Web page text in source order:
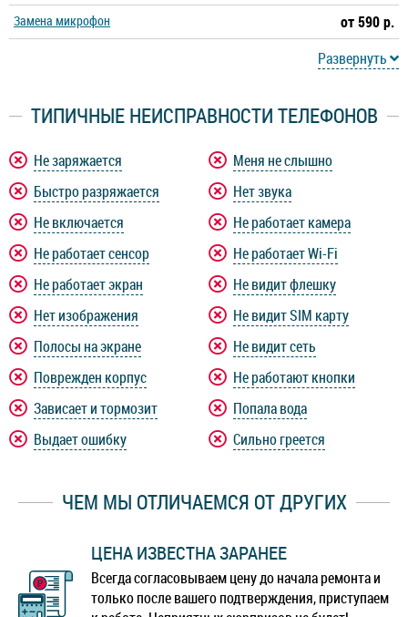
Замена микрофон
от 590 р.
Развернуть
ТИПИЧНЫЕ НЕИСПРАВНОСТИ ТЕЛЕФОНОВ
Не заряжается
Быстро разряжается
Не включается
Не работает сенсор
Не работает экран
Нет изображения
Полосы на экране
Поврежден корпус
Зависает и тормозит
Выдает ошибку
Меня не слышно
Нет звука
Не работает камера
Не работает Wi-Fi
Не видит флешку
Не видит SIM карту
Не видит сеть
Не работают кнопки
Попала вода
Сильно греется
ЧЕМ МЫ ОТЛИЧАЕМСЯ ОТ ДРУГИХ
ЦЕНА ИЗВЕСТНА ЗАРАНЕЕ
Всегда согласовываем цену до начала ремонта и
только после вашего подтверждения, приступаем